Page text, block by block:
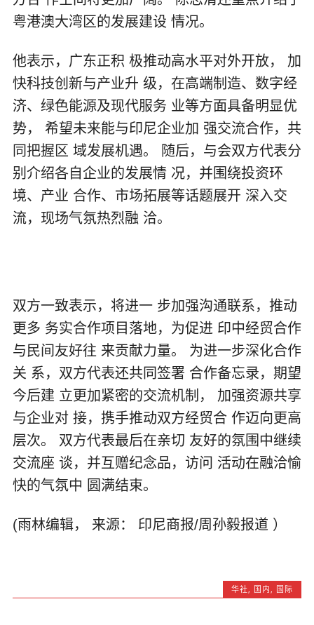
粤港澳大湾区的发展建设 情况。
他表示，广东正积 极推动高水平对外开放， 加
快科技创新与产业升 级，在高端制造、数字经
济、绿色能源及现代服务 业等方面具备明显优
势， 希望未来能与印尼企业加 强交流合作，共
同把握区 域发展机遇。 随后，与会双方代表分
别介绍各自企业的发展情 况，并围绕投资环
境、产业 合作、市场拓展等话题展开 深入交
流，现场气氛热烈融 洽。
双方一致表示，将进一 步加强沟通联系，推动
更多 务实合作项目落地，为促进 印中经贸合作
与民间友好往 来贡献力量。 为进一步深化合作
关 系，双方代表还共同签署 合作备忘录，期望
今后建 立更加紧密的交流机制， 加强资源共享
与企业对 接，携手推动双方经贸合 作迈向更高
层次。 双方代表最后在亲切 友好的氛围中继续
交流座 谈，并互赠纪念品，访问 活动在融洽愉
快的气氛中 圆满结束。
(雨林编辑， 来源： 印尼商报/周孙毅报道 ）
华社, 国内, 国际